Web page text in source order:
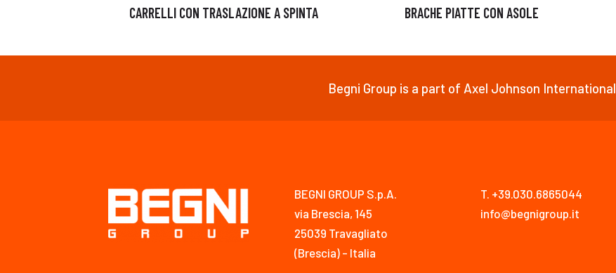
CARRELLI CON TRASLAZIONE A SPINTA BRACHE PIATTE CON ASOLE
Begni Group is a part of Axel Johnson International
BEGNI GROUP S.p.A.
via Brescia, 145
25039 Travagliato
(Brescia) - Italia
T. +39.030.6865044
info@begnigroup.it